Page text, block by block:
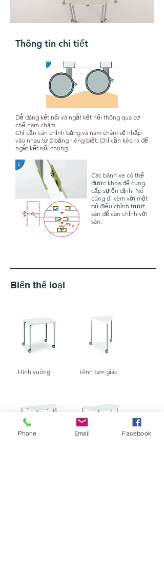
Thông tin chi tiết
Dễ dàng kết nối và ngắt kết nối thông qua cơ
chế nam châm. ​
Chỉ cần căn chỉnh bảng và nam châm sẽ nhấp
vào nhau từ 2 bảng riêng biệt. Chỉ cần kéo ra để
ngắt kết nối chúng.
Các bánh xe có thể
được khóa để cung
cấp sự ổn định. Nó
cũng đi kèm với một
bộ điều chỉnh trượt
sàn để căn chỉnh với
sàn.
​Biến thể loại
Hình vuông Hình tam giác
Phone Email Facebook